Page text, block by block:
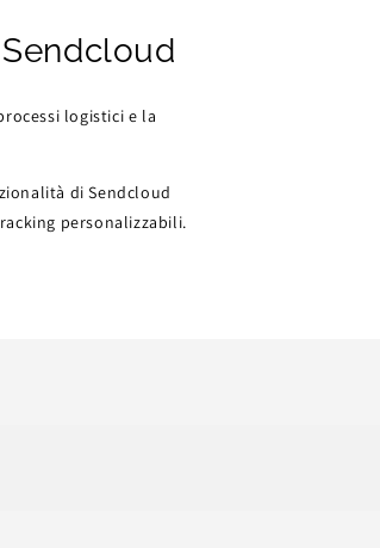
logistici e la
di Sendcloud
personalizzabili.